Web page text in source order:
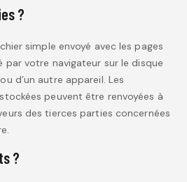
?
simple envoyé avec les pages
votre navigateur sur le disque
d’un autre appareil. Les
peuvent être renvoyées à
des tierces parties concernées
?